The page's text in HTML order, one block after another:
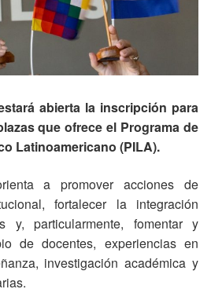
abierta la inscripción para
que ofrece el Programa de
Latinoamericano (PILA).
a promover acciones de
fortalecer la integración
y, particularmente, fomentar y
de docentes, experiencias en
investigación académica y